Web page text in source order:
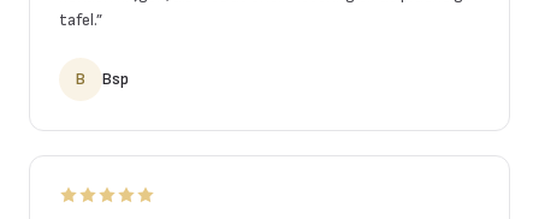
tafel.”
B Bsp